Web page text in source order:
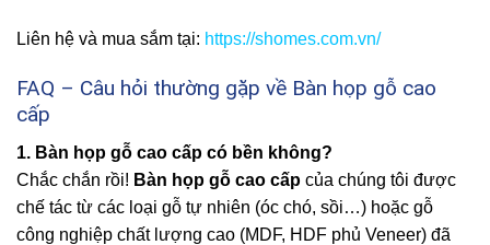
Liên hệ và mua sắm tại: https://shomes.com.vn/
FAQ – Câu hỏi thường gặp về Bàn họp gỗ cao
cấp
1. Bàn họp gỗ cao cấp có bền không?
Chắc chắn rồi! Bàn họp gỗ cao cấp của chúng tôi được
chế tác từ các loại gỗ tự nhiên (óc chó, sồi…) hoặc gỗ
công nghiệp chất lượng cao (MDF, HDF phủ Veneer) đã